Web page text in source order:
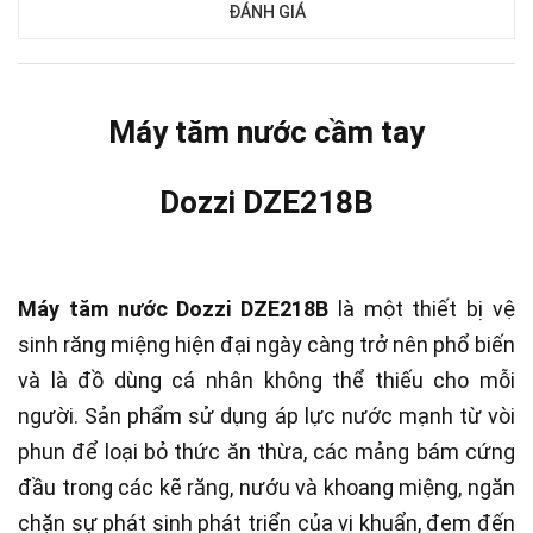
ĐÁNH GIÁ
Máy tăm nước cầm tay
Dozzi DZE218B
Máy tăm nước Dozzi DZE218B là một thiết bị vệ
sinh răng miệng hiện đại ngày càng trở nên phổ biến
và là đồ dùng cá nhân không thể thiếu cho mỗi
người. Sản phẩm sử dụng áp lực nước mạnh từ vòi
phun để loại bỏ thức ăn thừa, các mảng bám cứng
đầu trong các kẽ răng, nướu và khoang miệng, ngăn
chặn sự phát sinh phát triển của vi khuẩn, đem đến